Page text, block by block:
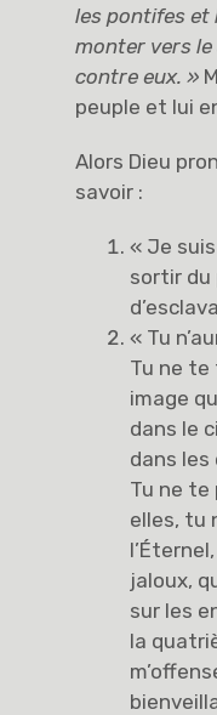
les pontifes et
monter vers
contre eux. »
peuple et lui
Alors Dieu
savoir :
« Je
sortir du
« Tu
Tu ne te
image
dans le
dans les
Tu ne
elles, tu
jaloux,
sur les
la